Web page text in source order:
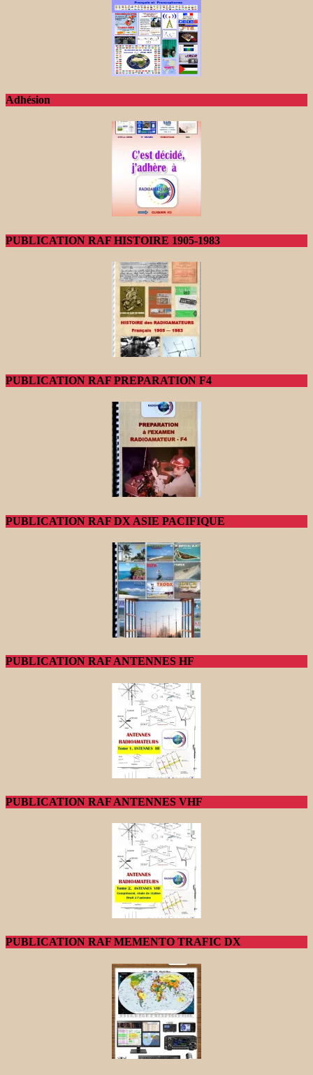
Adhésion
PUBLICATION RAF HISTOIRE 1905-1983
PUBLICATION RAF PREPARATION F4
PUBLICATION RAF DX ASIE PACIFIQUE
PUBLICATION RAF ANTENNES HF
PUBLICATION RAF ANTENNES VHF
PUBLICATION RAF MEMENTO TRAFIC DX